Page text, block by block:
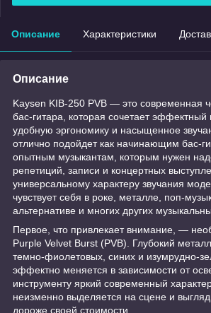
Описание Характеристики
Описание
Kaysen KIB-250 PVB — это современная
бас-гитара, которая сочетает эффектный
удобную эргономику и насыщенное
отлично подойдет как начинающим бас-
опытным музыкантам, которым нужен
репетиций, записи и концертных
универсальному характеру звучания
чувствует себя в роке, металле, поп-
альтернативе и многих других
Первое, что привлекает внимание, —
Purple Velvet Burst (PVB). Глубокий
темно-фиолетовых, синих и изумрудно-
эффектно меняется в зависимости от
инструменту яркий современный
неизменно выделяется на сцене и
дороже своей стоимости.